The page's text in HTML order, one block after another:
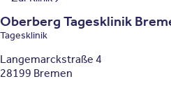
Oberberg Tagesklinik
Tagesklinik
Langemarckstraße 4
28199 Bremen